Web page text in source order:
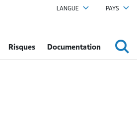
Risques Documentation
LANGUE PAYS